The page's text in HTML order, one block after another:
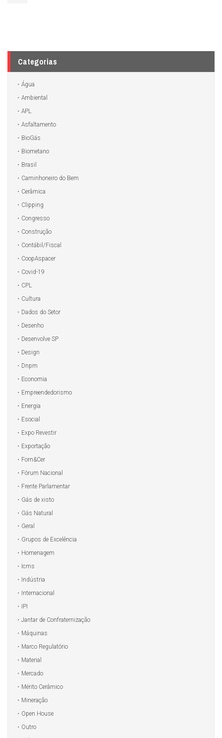
Categorias
Água
Ambiental
APL
Asfaltamento
BioGás
Biometano
Brasil
Caminhoneiro do Bem
Cerâmica
Clipping
Congresso
Construção
Contábil/Fiscal
CoopAspacer
Covid-19
CPL
Cultura
Dados do Setor
Desenho
Desenvolve SP
Design
Dnpm
Economia
Empreendedorismo
Energia
Esocial
Expo Revestir
Exportação
Forn&Cer
Fórum Nacional
Frente Parlamentar
Gás de xisto
Gás Natural
Geral
Grupos de Excelência
Homenagem
Icms
Indústria
Internacional
IPI
Jantar de Confraternização
Máquinas
Marco Regulatório
Material
Mercado
Mérito Cerâmico
Mineração
Open House
Outro